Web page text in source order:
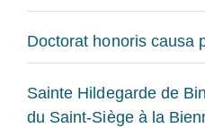
Doctorat honoris causa
Sainte Hildegarde de
du Saint-Siège à la